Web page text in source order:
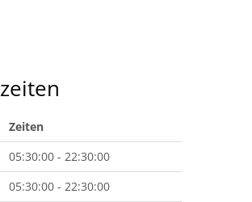
Zeiten
05:30:00 - 22:30:00
05:30:00 - 22:30:00